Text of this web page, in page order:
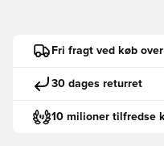
Fri fragt ved køb
30 dages returret
10 milioner tilfredse